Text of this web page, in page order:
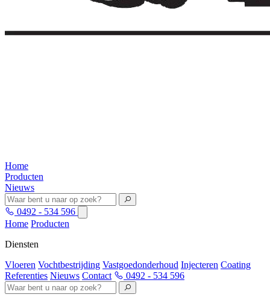
Home
Producten
Nieuws
0492 - 534 596
Home Producten
Diensten
Vloeren Vochtbestrijding Vastgoedonderhoud Injecteren Coating
Referenties Nieuws Contact 0492 - 534 596